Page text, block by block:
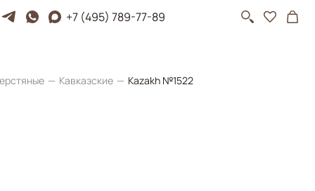
+7 (495) 789-77-89
Кавказские Kazakh №1522